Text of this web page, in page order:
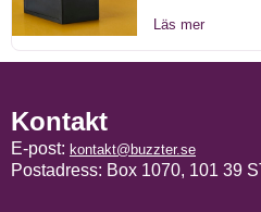
Läs mer
Kontakt
E-post: kontakt@buzzter.se
Postadress: Box 1070, 101 39